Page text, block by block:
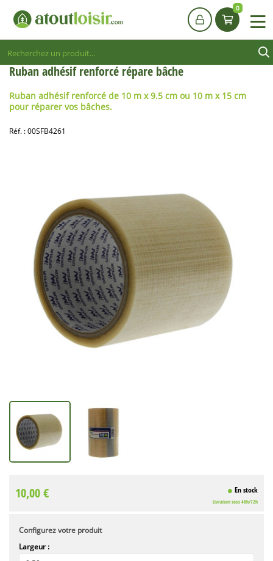
Ruban adhésif renforcé répare bâche
Ruban adhésif renforcé de 10 m x9.5 cm ou 10 m x 15 cm
pour réparer vos bâches.
Réf. :00SFB4261
10,00 € En stock
Livraison sous 48h/72h
Configurez votre produit
Largeur :
0